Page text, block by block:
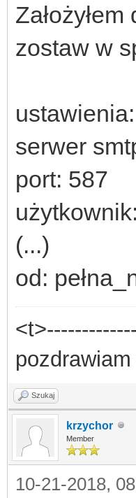
zostaw w
ustawienia:
serwer
port: 587
(...)
od:
Szukaj
krzychor
Member
10-21-2018,